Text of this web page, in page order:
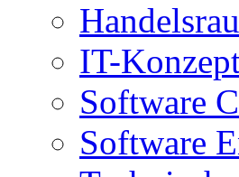
IT-
Software
Software